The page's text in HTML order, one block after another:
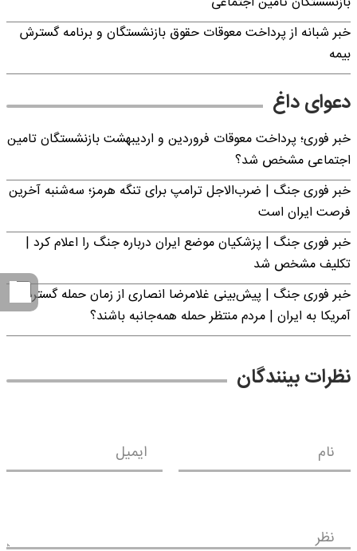
خبر شبانه از پرداخت معوقات حقوق بازنشستگان و برنامه گسترش
بیمه
دعوای داغ
خبر فوری؛ پرداخت معوقات فروردین و اردیبهشت بازنشستگان تامین
اجتماعی مشخص شد؟
خبر فوری جنگ | ضرب‌الاجل ترامپ برای تنگه هرمز؛ سه‌شنبه آخرین
فرصت ایران است
خبر فوری جنگ | پزشکیان موضع ایران درباره جنگ را اعلام کرد |
تکلیف مشخص شد
خبر فوری جنگ | پیش‌بینی غلامرضا انصاری از زمان حمله گسترده
آمریکا به ایران | مردم منتظر حمله همه‌جانبه باشند؟
نظرات بینندگان
نام ایمیل
نظر